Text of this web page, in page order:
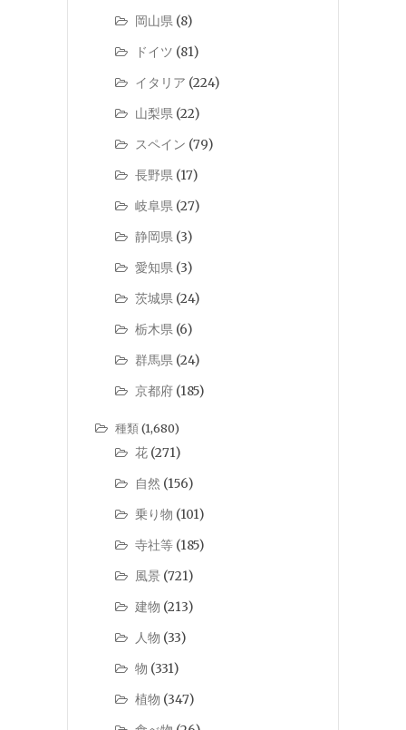
岡山県 (8)
ドイツ (81)
イタリア (224)
山梨県 (22)
スペイン (79)
長野県 (17)
岐阜県 (27)
静岡県 (3)
愛知県 (3)
茨城県 (24)
栃木県 (6)
群馬県 (24)
京都府 (185)
種類(1,680)
花 (271)
自然 (156)
乗り物 (101)
寺社等 (185)
風景 (721)
建物 (213)
人物 (33)
物 (331)
植物 (347)